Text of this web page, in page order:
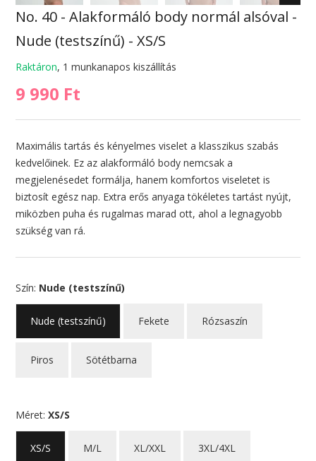
No. 40 - Alakformáló body normál alsóval -
Nude (testszínű) - XS/S
Raktáron, 1 munkanapos kiszállítás
9 990 Ft
Maximális tartás és kényelmes viselet a klasszikus szabás
kedvelőinek. Ez az alakformáló body nemcsak a
megjelenésedet formálja, hanem komfortos viseletet is
biztosít egész nap. Extra erős anyaga tökéletes tartást nyújt,
miközben puha és rugalmas marad ott, ahol a legnagyobb
szükség van rá.
Szín: Nude (testszínű)
Nude (testszínű) Fekete Rózsaszín
Piros Sötétbarna
Méret: XS/S
XS/S M/L XL/XXL 3XL/4XL